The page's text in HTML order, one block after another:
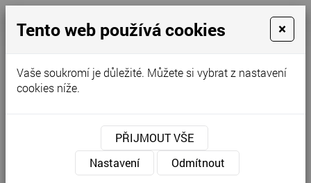
Kontaktujte nás
Pánské obleky»Obleky
Modrý puntík
Tento web používá cookies ×
Vaše soukromí je důležité. Můžete si vybrat z nastavení
cookies níže.
PŘIJMOUT VŠE
Nastavení
Odmítnout